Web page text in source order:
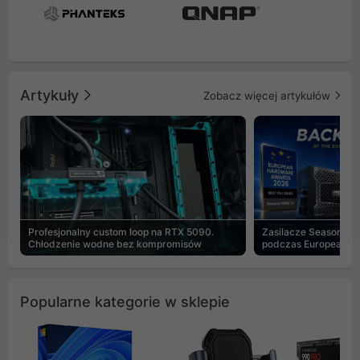
Artykuły Zobacz więcej artykułów
Profesjonalny custom loop na RTX 5090.
Chłodzenie wodne bez kompromisów
Zasilacze Seasonic
podczas European
Popularne kategorie w sklepie